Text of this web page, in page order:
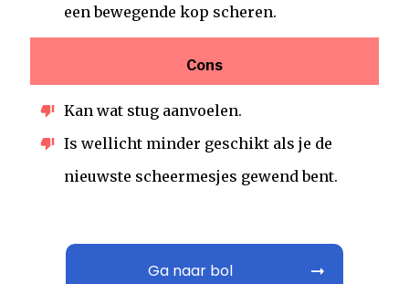
een bewegende kop scheren.
Cons
Kan wat stug aanvoelen.
Is wellicht minder geschikt als je de
nieuwste scheermesjes gewend bent.
Ga naar bol